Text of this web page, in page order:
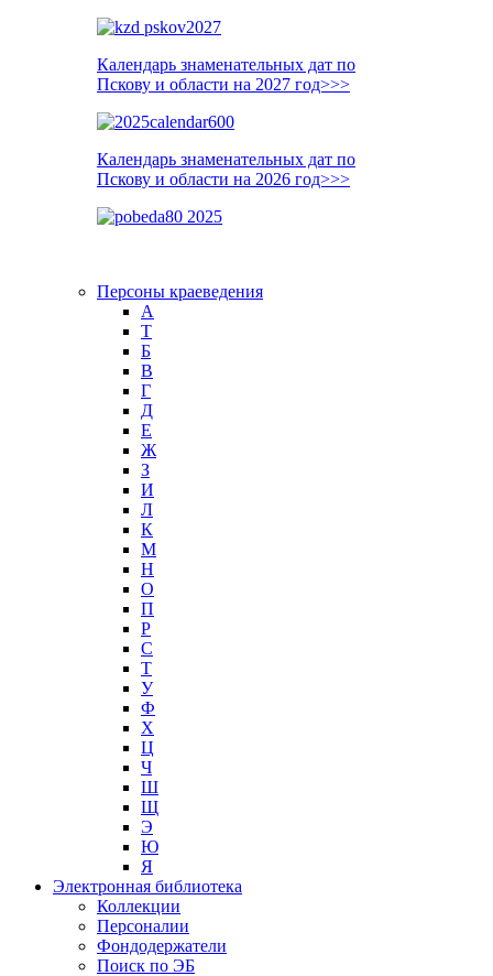
Календарь знаменательных дат по
Пскову и области на 2027 год>>>
Календарь знаменательных дат по
Пскову и области на 2026 год>>>
Персоны краеведения
А
T
Б
В
Г
Д
Е
Ж
З
И
Л
К
М
Н
О
П
Р
С
Т
У
Ф
Х
Ц
Ч
Ш
Щ
Э
Ю
Я
Электронная библиотека
Коллекции
Персоналии
Фондодержатели
Поиск по ЭБ